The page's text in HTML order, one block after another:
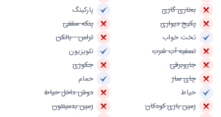
بخاری گازی
پارکینگ
پکیج دیواری
پنکه سقفی
تخت خواب
تراس - بالکن
تصفیه آب شرب
تلویزیون
جاروبرقی
جکوزی
چای ساز
حمام
حیاط
دوش داخل حیاط
زمین بازی کودکان
زمین بدمینتون